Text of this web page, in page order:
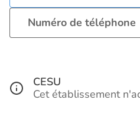
Numéro de téléphone
CESU
Cet établissement